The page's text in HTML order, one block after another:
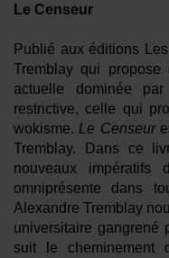
Le Censeur
Publié aux éditions
Tremblay qui propose
actuelle dominée
restrictive, celle qui
wokisme. Le Censeur
Tremblay. Dans ce
nouveaux
omniprésente dans
Alexandre Tremblay
universitaire gangrené
suit le cheminement